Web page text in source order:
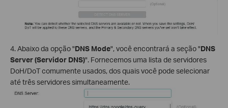
4. Abaixo da opção "DNS Mode", você encontrará a seção "DNS
Server (Servidor DNS)". Fornecemos uma lista de servidores
DoH/DoT comumente usados, dos quais você pode selecionar
até três servidores simultaneamente.